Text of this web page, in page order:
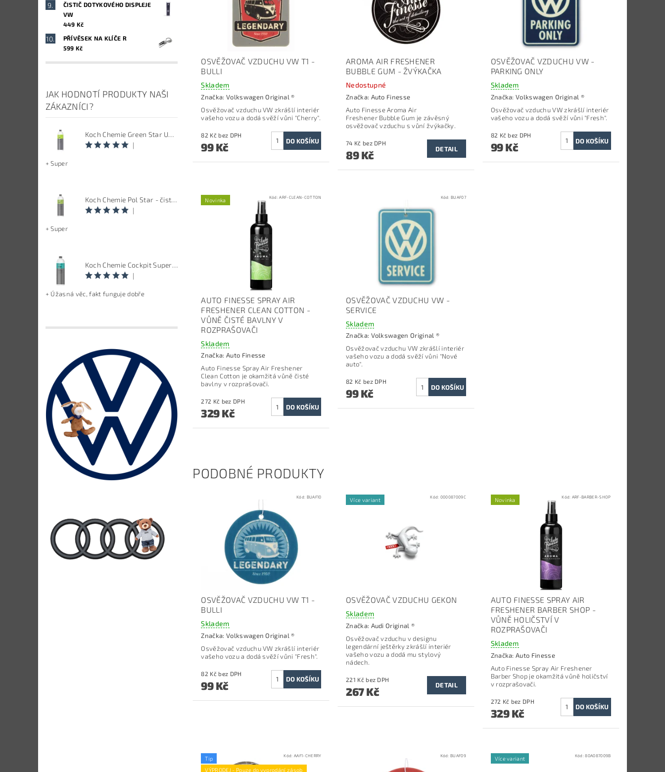
ČISTIČ DOTYKOVÉHO DISPLEJE
VW
449 Kč
PŘÍVĚSEK NA KLÍČE R
599 Kč
JAK HODNOTÍ PRODUKTY NAŠI
ZÁKAZNÍCI?
Koch Chemie Green Star Univerzal - Univerzální čistič
|
+ Super
Koch Chemie Pol Star - čistič kůže, textilu a alcantary, objem 1 L
|
+ Super
Koch Chemie Cockpit Super Pflege - ošetření vnitřních plastů, objem: 1 L
|
+ Úžasná věc, fakt funguje dobře
OSVĚŽOVAČ VZDUCHU VW T1 -
BULLI
Skladem
Značka: Volkswagen Original ®
Osvěžovač vzduchu VW zkrášlí interiér
vašeho vozu a dodá svěží vůni "Cherry".
82 Kč bez DPH
99 Kč
AROMA AIR FRESHENER
BUBBLE GUM - ŽVÝKAČKA
Nedostupné
Značka: Auto Finesse
Auto Finesse Aroma Air
Freshener Bubble Gum je závěsný
osvěžovač vzduchu s vůní žvýkačky.
74 Kč bez DPH
89 Kč DETAIL
OSVĚŽOVAČ VZDUCHU VW -
PARKING ONLY
Skladem
Značka:Volkswagen Original ®
Osvěžovač vzduchu VW zkrášlí interiér
vašeho vozu a dodá svěží vůni "Fresh".
82 Kč bez DPH
99 Kč
Novinka Kód:ARF-CLEAN-COTTON
AUTO FINESSE SPRAY AIR
FRESHENER CLEAN COTTON -
VŮNĚ ČISTÉ BAVLNY V
ROZPRAŠOVAČI
Skladem
Značka: Auto Finesse
Auto Finesse Spray Air Freshener
Clean Cotton je okamžitá vůně čisté
bavlny v rozprašovači.
272 Kč bez DPH
329 Kč
Kód:BUAF07
OSVĚŽOVAČ VZDUCHU VW -
SERVICE
Skladem
Značka: Volkswagen Original ®
Osvěžovač vzduchu VW zkrášlí interiér
vašeho vozu a dodá svěží vůni "Nové
auto".
82 Kč bez DPH
99 Kč
PODOBNÉ PRODUKTY
Kód: BUAF10
OSVĚŽOVAČ VZDUCHU VW T1 -
BULLI
Skladem
Značka: Volkswagen Original ®
Osvěžovač vzduchu VW zkrášlí interiér
vašeho vozu a dodá svěží vůni "Fresh".
82 Kč bez DPH
99 Kč
Více variant Kód: 000087009C
OSVĚŽOVAČ VZDUCHU GEKON
Skladem
Značka: Audi Original ®
Osvěžovač vzduchu v designu
legendární ještěrky zkrášlí interiér
vašeho vozu a dodá mu stylový
nádech.
221 Kč bez DPH
267 Kč DETAIL
Novinka Kód: ARF-BARBER-SHOP
AUTO FINESSE SPRAY AIR
FRESHENER BARBER SHOP -
VŮNĚ HOLIČSTVÍ V
ROZPRAŠOVAČI
Skladem
Značka:Auto Finesse
Auto Finesse Spray Air Freshener
Barber Shop je okamžitá vůně holičství
v rozprašovači.
272 Kč bez DPH
329 Kč
Tip
VÝPRODEJ - Pouze do vyprodání zásob
Kód: AAF1-CHERRY Kód:BUAF09 Více variant Kód:80A087009B